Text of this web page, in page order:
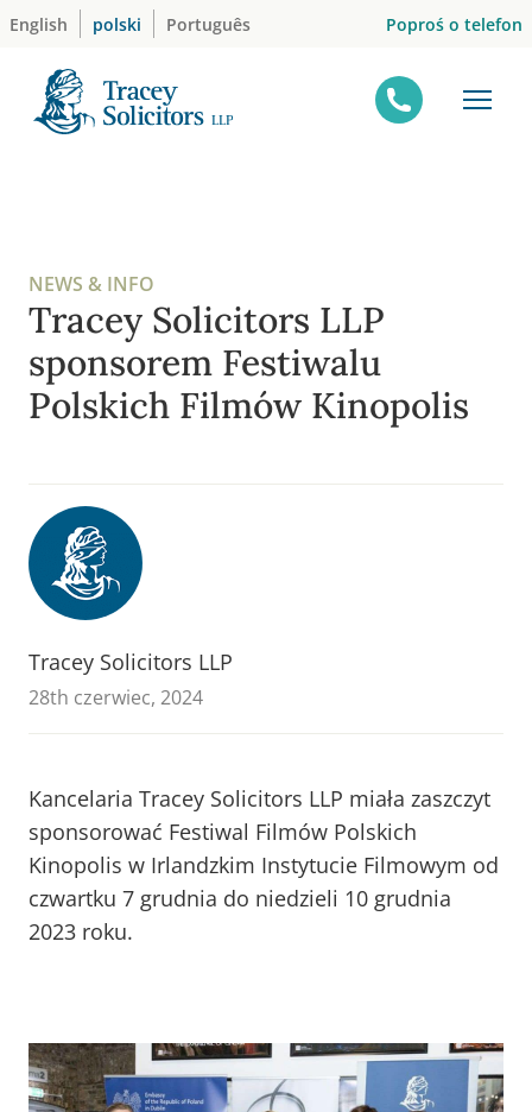
Skip
content
English polski Português Poproś o telefon
NEWS & INFO
Tracey Solicitors LLP
sponsorem Festiwalu
Polskich Filmów Kinopolis
Tracey Solicitors LLP
28th czerwiec, 2024
Kancelaria Tracey Solicitors LLP miała zaszczyt
sponsorować Festiwal Filmów Polskich
Kinopolis w Irlandzkim Instytucie Filmowym od
czwartku 7 grudnia do niedzieli 10 grudnia
2023 roku.